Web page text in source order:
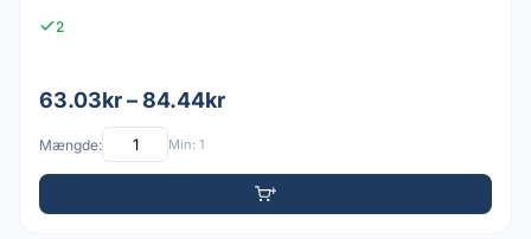
2
63.03kr – 84.44kr
Mængde: Min: 1